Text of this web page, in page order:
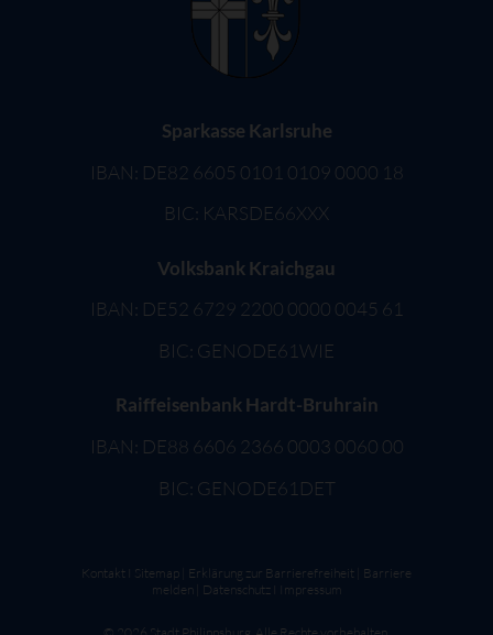
Sparkasse Karlsruhe
IBAN: DE82 6605 0101 0109 0000 18
BIC: KARSDE66XXX
Volksbank Kraichgau
IBAN: DE52 6729 2200 0000 0045 61
BIC: GENODE61WIE
Raiffeisenbank Hardt-Bruhrain
IBAN: DE88 6606 2366 0003 0060 00
BIC: GENODE61DET
Kontakt Sitemap Erklärung zur Barrierefreiheit Barriere
melden
DatenschutzI Impressum